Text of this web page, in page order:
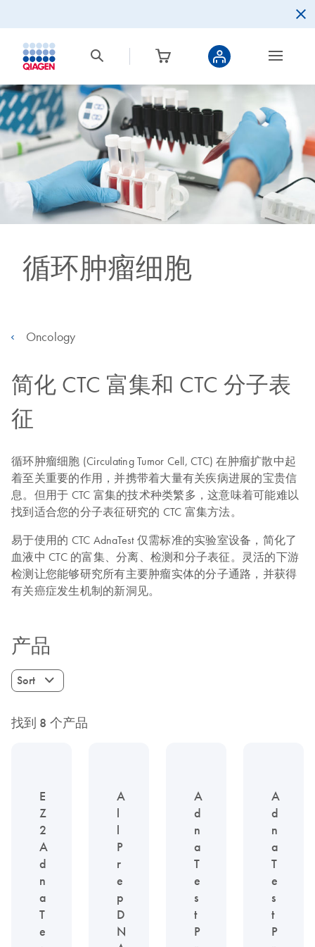
循环肿瘤细胞
Oncology
简化 CTC 富集和 CTC 分子表
征
循环肿瘤细胞 (Circulating Tumor Cell, CTC) 在肿瘤扩散中起
着至关重要的作用，并携带着大量有关疾病进展的宝贵信
息。但用于 CTC 富集的技术种类繁多，这意味着可能难以
找到适合您的分子表征研究的 CTC 富集方法。
易于使用的 CTC AdnaTest 仅需标准的实验室设备，简化了
血液中 CTC 的富集、分离、检测和分子表征。灵活的下游
检测让您能够研究所有主要肿瘤实体的分子通路，并获得
有关癌症发生机制的新洞见。
产品
Sort
找到 8 个产品
E
Z
2
A
d
n
a
T
e
A
l
l
P
r
e
p
D
N
A
d
n
a
T
e
s
t
P
A
d
n
a
T
e
s
t
P